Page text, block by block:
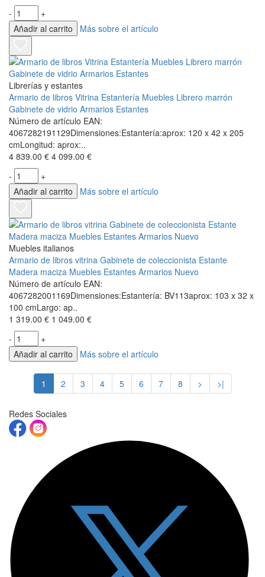
-
+
Añadir al carrito
Más sobre el artículo
Librerías y estantes
Armario de libros Vitrina Estantería Muebles Librero marrón
Gabinete de vidrio Armarios Estantes
Número de artículo EAN:
4067282191129Dimensiones:Estantería:aprox: 120 x 42 x 205
cmLongitud: aprox:..
4 839.00 € 4 099.00 €
-
+
Añadir al carrito
Más sobre el artículo
Muebles italianos
Armario de libros vitrina Gabinete de coleccionista Estante
Madera maciza Muebles Estantes Armarios Nuevo
Número de artículo EAN:
4067282001169Dimensiones:Estantería: BV113aprox: 103 x 32 x
100 cmLargo: ap..
1 319.00 € 1 049.00 €
-
+
Añadir al carrito
Más sobre el artículo
1 2 3 4 5 6 7 8 > >|
Redes Sociales